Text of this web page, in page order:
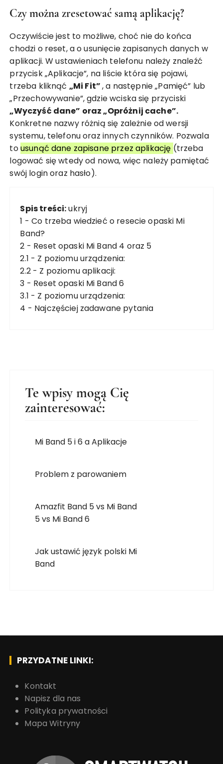
Czy można zresetować samą aplikację?
Oczywiście jest to możliwe, choć nie do końca
chodzi o reset, a o usunięcie zapisanych danych w
aplikacji. W ustawieniach telefonu należy znaleźć
przycisk „Aplikacje”, na liście która się pojawi,
trzeba kliknąć „Mi Fit”, a następnie „Pamięć” lub
„Przechowywanie”, gdzie wciska się przyciski
„Wyczyść dane” oraz „Opróżnij cache”.
Konkretne nazwy różnią się zależnie od wersji
systemu, telefonu oraz innych czynników. Pozwala
tousunąć dane zapisane przez aplikację (trzeba
logować się wtedy od nowa, więc należy pamiętać
swój login oraz hasło).
Spis treści:ukryj
1 -Co trzeba wiedzieć o resecie opaski Mi
Band?
2 - Reset opaski Mi Band 4 oraz 5
2.1 - Z poziomu urządzenia:
2.2 - Z poziomu aplikacji:
3 - Reset opaski Mi Band 6
3.1 - Z poziomu urządzenia:
4 - Najczęściej zadawane pytania
Te wpisy mogą Cię
zainteresować:
Mi Band 5 i 6 a Aplikacje
Problem z parowaniem
Amazfit Band 5 vs Mi Band
5 vs Mi Band 6
Jak ustawić język polski Mi
Band
PRZYDATNE LINKI:
Kontakt
Napisz dla nas
Polityka prywatności
Mapa Witryny